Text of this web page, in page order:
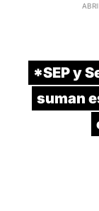
*SEP y
suman